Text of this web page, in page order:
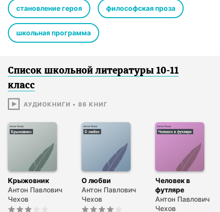
Слушаем, лайкаем, активно комментируем! )
© & ℗ ООО «МедиаКнига», 2024
становление героя философская проза
школьная программа
Список школьной литературы 10-11
класс
АУДИОКНИГИ • 86 КНИГ
Крыжовник
Антон Павлович
Чехов
О любви
Антон Павлович
Чехов
Человек в
футляре
Антон Павлович
Чехов